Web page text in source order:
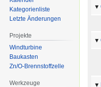
Kategorienliste
Letzte Änderungen
Projekte
Windturbine
Baukasten
Zn/O-Brennstoffzelle
Werkzeuge